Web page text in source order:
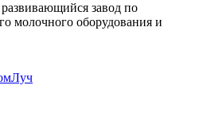
завод по
молочного оборудования и